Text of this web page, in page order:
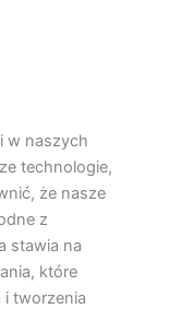
w naszych
technologie,
że nasze
z
stawia na
które
tworzenia